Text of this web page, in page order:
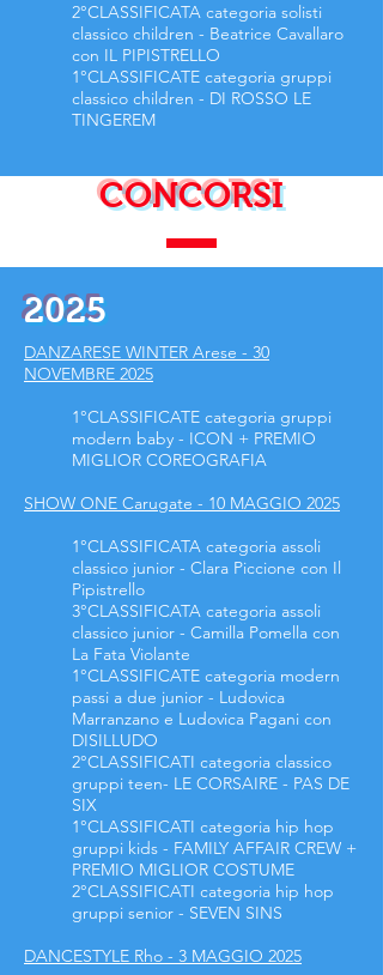
2°CLASSIFICATA categoria solisti
classico children - Beatrice Cavallaro
con IL PIPISTRELLO
1°CLASSIFICATE categoria gruppi
classico children - DI ROSSO LE
TINGEREM
CONCORSI
2025
DANZARESE WINTER Arese - 30
NOVEMBRE 2025
1°CLASSIFICATE categoria gruppi
modern baby - ICON + PREMIO
MIGLIOR COREOGRAFIA
SHOW ONE Carugate - 10 MAGGIO 2025
1°CLASSIFICATA categoria assoli
classico junior - Clara Piccione con Il
Pipistrello
3°CLASSIFICATA categoria assoli
classico junior - Camilla Pomella con
La Fata Violante
1°CLASSIFICATE categoria modern
passi a due junior - Ludovica
Marranzano e Ludovica Pagani con
DISILLUDO
2°CLASSIFICATI categoria classico
gruppi teen- LE CORSAIRE - PAS DE
SIX
1°CLASSIFICATI categoria hip hop
gruppi kids - FAMILY AFFAIR CREW +
PREMIO MIGLIOR COSTUME
2°CLASSIFICATI categoria hip hop
gruppi senior - SEVEN SINS
DANCESTYLE Rho - 3 MAGGIO 2025